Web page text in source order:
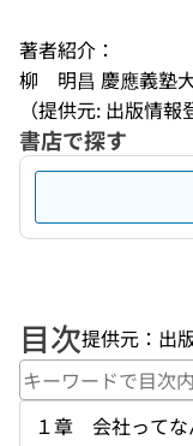
著者紹介：
柳　明昌 慶應義塾
（提供元: 出版情報
書店で探す
目次提供元：出
１章 会社ってな